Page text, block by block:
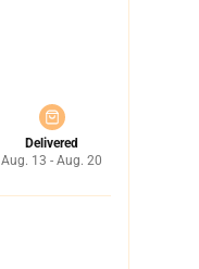
Delivered
Aug. 13 - Aug. 20